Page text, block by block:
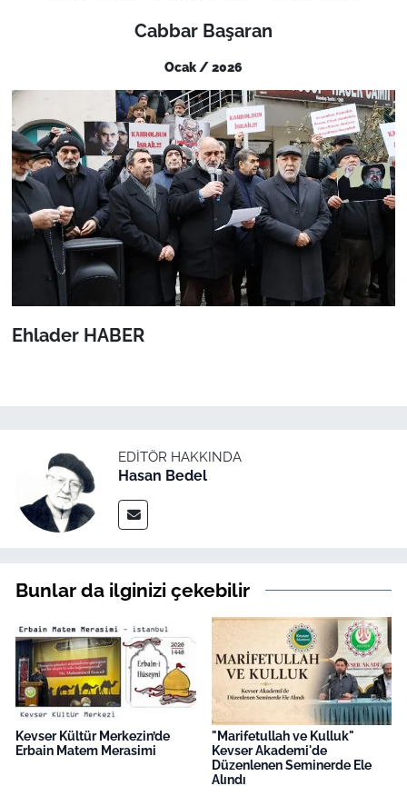
Cabbar Başaran
Ocak / 2026
Ehlader HABER
EDITÖR HAKKINDA
Hasan Bedel
Bunlar da ilginizi çekebilir
Kevser Kültür Merkezin’de
Erbain Matem Merasimi
"Marifetullah ve Kulluk"
Kevser Akademi'de
Düzenlenen Seminerde Ele
Alındı